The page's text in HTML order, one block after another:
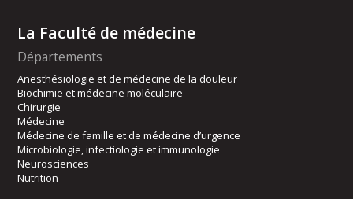
La Faculté de médecine
Départements
Anesthésiologie et de médecine de la douleur
Biochimie et médecine moléculaire
Chirurgie
Médecine
Médecine de famille et de médecine d’urgence
Microbiologie, infectiologie et immunologie
Neurosciences
Nutrition